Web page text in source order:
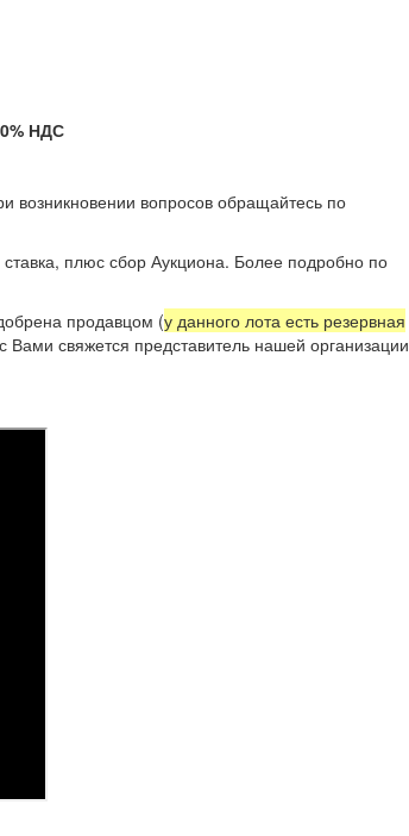
НДС
возникновении вопросов обращайтесь по
плюс сбор Аукциона. Более подробно по
продавцом (у данного лота есть резервная
Вами свяжется представитель нашей организации